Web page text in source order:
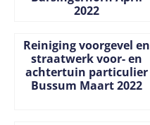
2022
Reiniging voorgevel en
straatwerk voor- en
achtertuin particulier
Bussum Maart 2022